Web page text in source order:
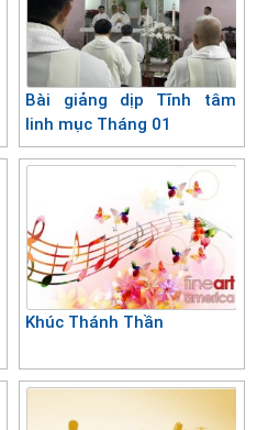
Bài giảng dịp Tĩnh tâm
linh mục Tháng 01
Khúc Thánh Thần